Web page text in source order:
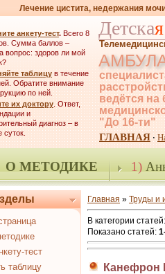
Лечение цистита, недержания
анкету-тест. Всего 8
Сумма баллов –
вопрос: здоров ли мой
таблицу в течение
Обратите внимание
по ней.
их доктору. Ответ,
и
диагноз – в
суток.
Детская
ведётся на
"До 16-ти"
ГЛАВНАЯ ·
О МЕТОДИКЕ 1)
тест
таблицу
Главная » Труды и
В категории статей:
Показано статей:
Канефрон